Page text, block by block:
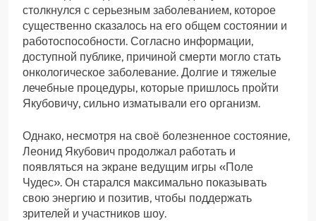
столкнулся с серьезным заболеванием, которое
существенно сказалось на его общем состоянии и
работоспособности. Согласно информации,
доступной публике, причиной смерти могло стать
онкологическое заболевание. Долгие и тяжелые
лечебные процедуры, которые пришлось пройти
Якубовичу, сильно изматывали его организм.
Однако, несмотря на своё болезненное состояние,
Леонид Якубович продолжал работать и
появляться на экране ведущим игры «Поле
Чудес». Он старался максимально показывать
свою энергию и позитив, чтобы поддержать
зрителей и участников шоу.